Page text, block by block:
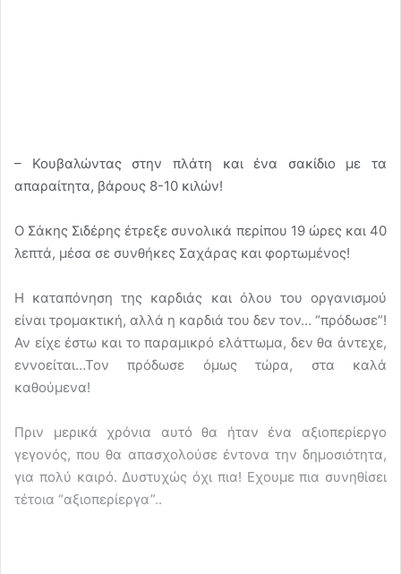
– Κουβαλώντας στην πλάτη και ένα σακίδιο με τα
απαραίτητα, βάρους 8-10 κιλών!
Ο Σάκης Σιδέρης έτρεξε συνολικά περίπου 19 ώρες και 40
λεπτά, μέσα σε συνθήκες Σαχάρας και φορτωμένος!
Η καταπόνηση της καρδιάς και όλου του οργανισμού
είναι τρομακτική, αλλά η καρδιά του δεν τον… “πρόδωσε”!
Αν είχε έστω και το παραμικρό ελάττωμα, δεν θα άντεχε,
εννοείται…Τον πρόδωσε όμως τώρα, στα καλά
καθούμενα!
Πριν μερικά χρόνια αυτό θα ήταν ένα αξιοπερίεργο
γεγονός, που θα απασχολούσε έντονα την δημοσιότητα,
για πολύ καιρό. Δυστυχώς όχι πια! Εχουμε πια συνηθίσει
τέτοια “αξιοπερίεργα”..